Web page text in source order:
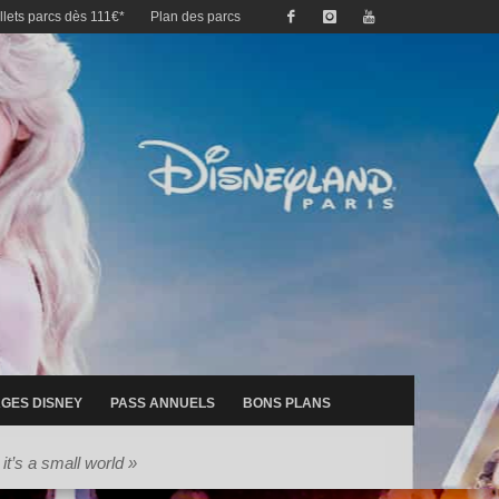
parcs dès 111€* Plan des parcs
DISNEY PASS ANNUELS BONS PLANS
a small world »